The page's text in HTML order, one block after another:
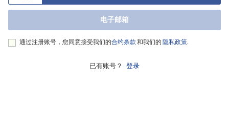
电子邮箱
通过注册账号，您同意接受我们的合约条款和我们的隐私政策.
已有账号？ 登录